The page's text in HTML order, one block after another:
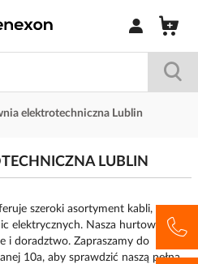
Zaloguj się /
elektrotechniczna Lublin
LUBLIN
szeroki asortyment kabli,
elektrycznych. Nasza hurtownia
i doradztwo. Zapraszamy do
10a, aby sprawdzić naszą pełną